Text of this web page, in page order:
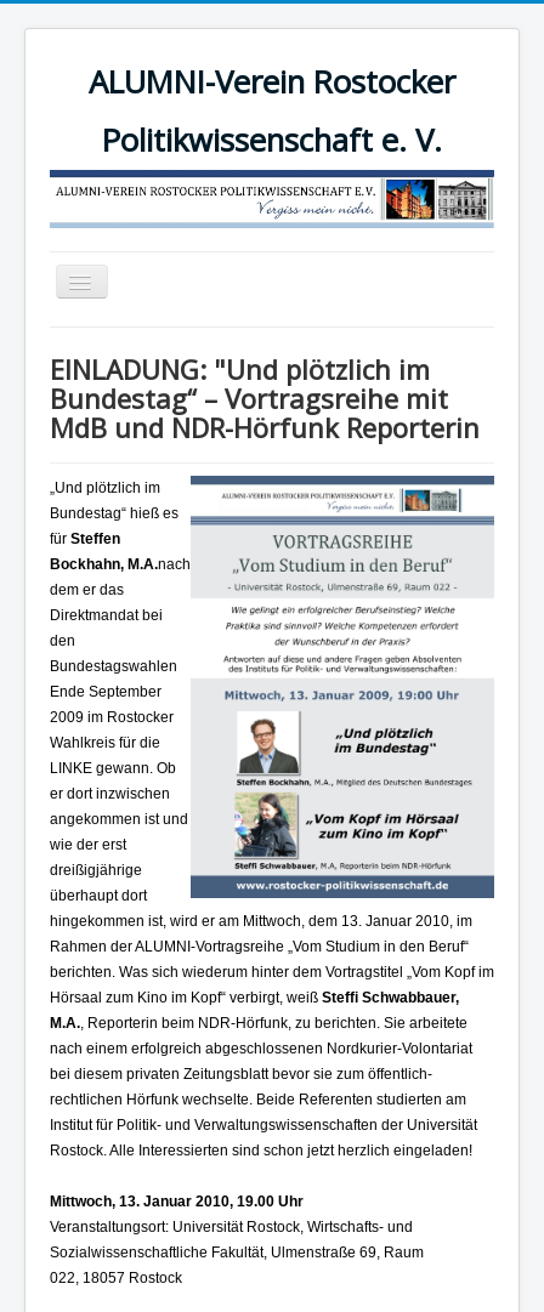
ALUMNI-Verein Rostocker
Politikwissenschaft e. V.
Navigation
Der Verein
Angebote
Mitglied werden!
Kontakt und Impressum
EINLADUNG: "Und plötzlich im
Bundestag“ – Vortragsreihe mit
MdB und NDR-Hörfunk Reporterin
„Und plötzlich im
Bundestag“ hieß es
für Steffen
Bockhahn, M.A.nach
dem er das
Direktmandat bei
den
Bundestagswahlen
Ende September
2009 im Rostocker
Wahlkreis für die
LINKE gewann. Ob
er dort inzwischen
angekommen ist und
wie der erst
dreißigjährige
überhaupt dort
hingekommen ist, wird er am Mittwoch, dem 13. Januar 2010, im
Rahmen der ALUMNI-Vortragsreihe „Vom Studium in den Beruf“
berichten. Was sich wiederum hinter dem Vortragstitel „Vom Kopf im
Hörsaal zum Kino im Kopf“ verbirgt, weiß Steffi Schwabbauer,
M.A., Reporterin beim NDR-Hörfunk, zu berichten. Sie arbeitete
nach einem erfolgreich abgeschlossenen Nordkurier-Volontariat
bei diesem privaten Zeitungsblatt bevor sie zum öffentlich-
rechtlichen Hörfunk wechselte. Beide Referenten studierten am
Institut für Politik- und Verwaltungswissenschaften der Universität
Rostock. Alle Interessierten sind schon jetzt herzlich eingeladen!
Mittwoch, 13. Januar 2010, 19.00 Uhr
Veranstaltungsort: Universität Rostock, Wirtschafts- und
Sozialwissenschaftliche Fakultät, Ulmenstraße 69, Raum
022, 18057 Rostock